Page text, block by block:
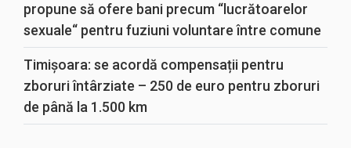
propune să ofere bani precum “lucrătoarelor
sexuale“ pentru fuziuni voluntare între comune
Timișoara: se acordă compensații pentru
zboruri întârziate – 250 de euro pentru zboruri
de până la 1.500 km